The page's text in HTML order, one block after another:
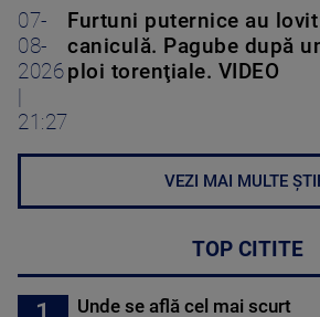
07-
08-
2026
21:27
Furtuni puternice au
caniculă. Pagube după
ploi torenţiale. VIDEO
VEZI MAI MULTE
TOP CITITE
Unde se află cel mai scurt